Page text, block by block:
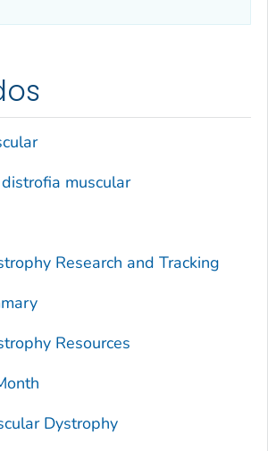
muscular
Research and Tracking
Resources
Dystrophy